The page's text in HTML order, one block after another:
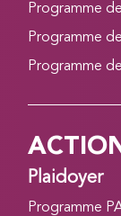
Programme
Programme
Programme
Plaidoyer
Programme